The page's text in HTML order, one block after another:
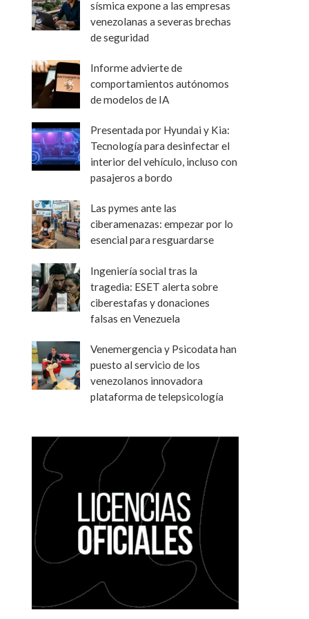
sísmica expone a las empresas
venezolanas a severas brechas
de seguridad
Informe advierte de
comportamientos autónomos
de modelos de IA
Presentada por Hyundai y Kia:
Tecnología para desinfectar el
interior del vehículo, incluso con
pasajeros a bordo
Las pymes ante las
ciberamenazas: empezar por lo
esencial para resguardarse
Ingeniería social tras la
tragedia: ESET alerta sobre
ciberestafas y donaciones
falsas en Venezuela
Venemergencia y Psicodata han
puesto al servicio de los
venezolanos innovadora
plataforma de telepsicología